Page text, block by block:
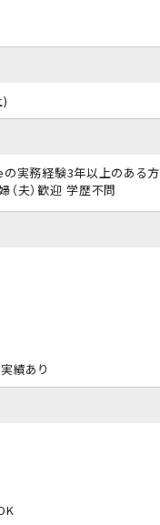
実務経験3年以上のある方
（夫）歓迎 学歴不問
績あり